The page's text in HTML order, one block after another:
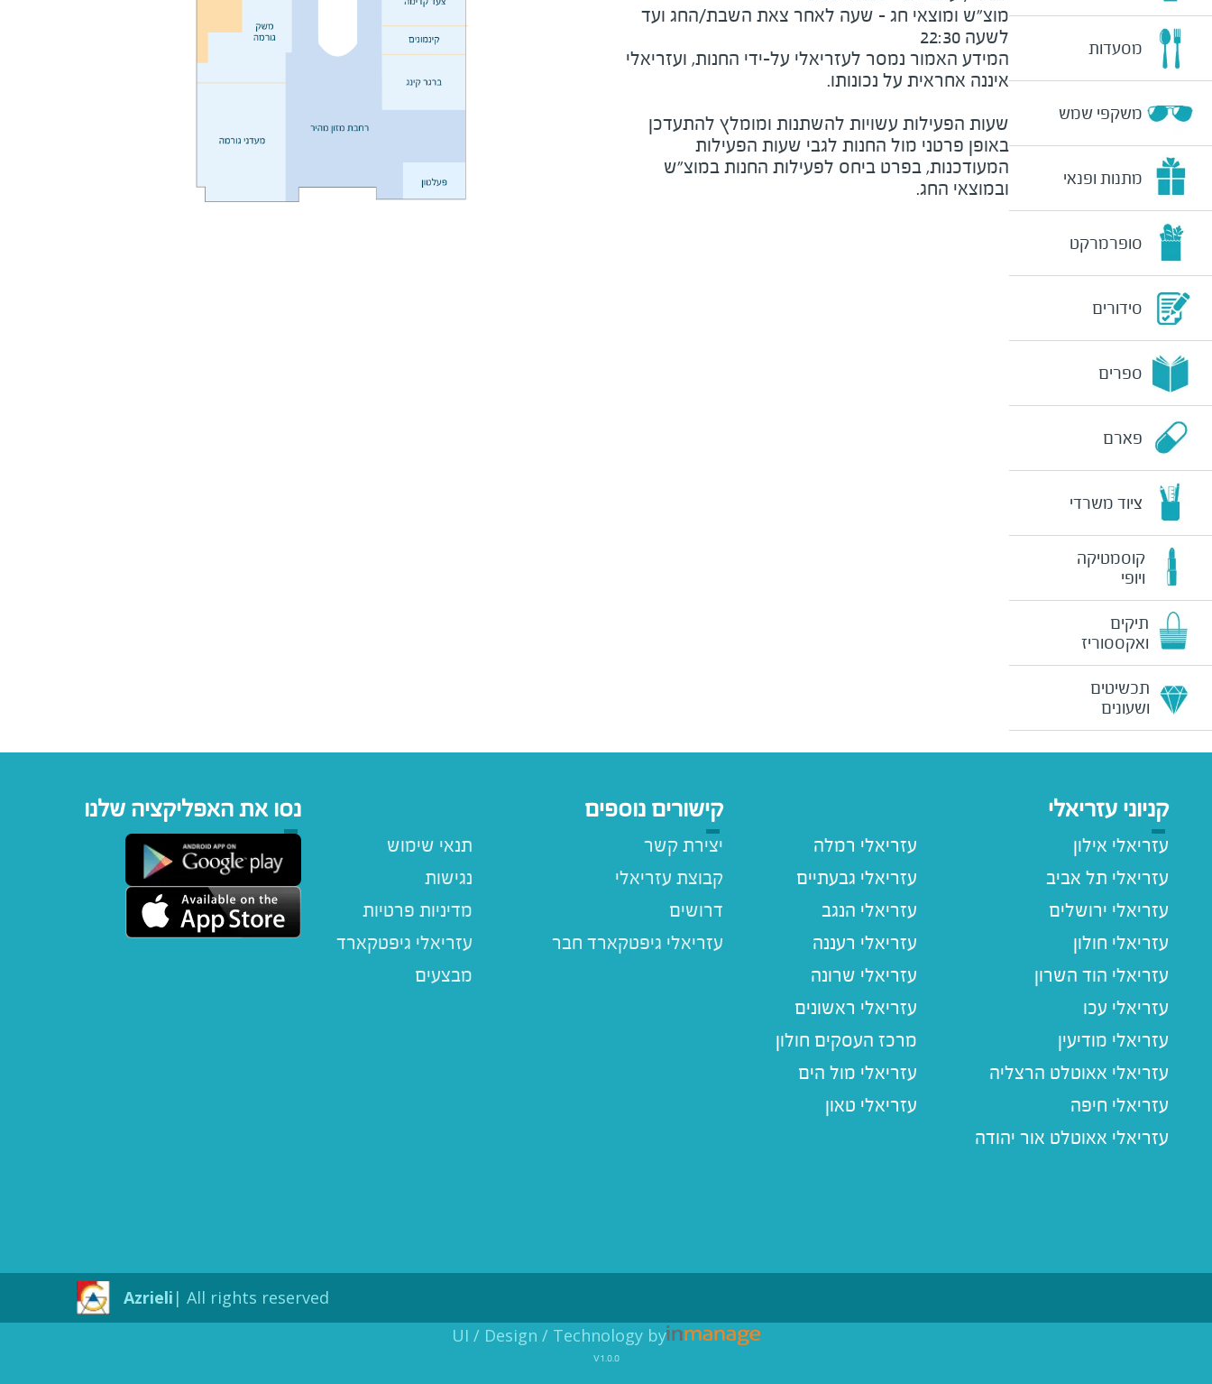
מסעדות
משקפי שמש
מתנות ופנאי
סופרמרקט
סידורים
ספרים
פארם
ציוד משרדי
קוסמטיקה
ויופי
תיקים
ואקססוריז
תכשיטים
ושעונים
לשעה 22:30
המידע האמור נמסר לעזריאלי על-ידי החנות, ועזריאלי
שעות הפעילות עשויות להשתנות ומומלץ להתעדכן
באופן פרטני מול החנות לגבי שעות הפעילות
המעודכנות, בפרט ביחס לפעילות החנות במוצ"ש
ובמוצאי החג.
קניוני עזריאלי
עזריאלי אילון
עזריאלי תל אביב
עזריאלי ירושלים
עזריאלי חולון
עזריאלי הוד השרון
עזריאלי עכו
עזריאלי מודיעין
עזריאלי אאוטלט הרצליה
עזריאלי חיפה
עזריאלי אאוטלט אור יהודה
עזריאלי רמלה
עזריאלי גבעתיים
עזריאלי הנגב
עזריאלי רעננה
עזריאלי שרונה
עזריאלי ראשונים
מרכז העסקים חולון
עזריאלי מול הים
עזריאלי טאון
קישורים נוספים
תנאי שימוש
נגישות
מדיניות פרטיות
עזריאלי גיפטקארד
מבצעים
יצירת קשר
קבוצת עזריאלי
דרושים
נסו את האפליקציה שלנו
All rights reserved |
Azrieli
UI / Design / Technology by
v1.0.0